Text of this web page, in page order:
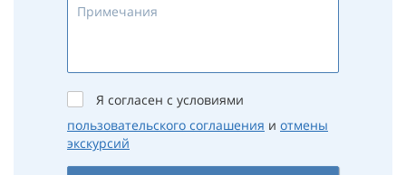
Я согласен с условиями
пользовательского соглашения и отмены
экскурсий